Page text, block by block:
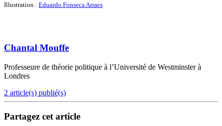
Illustration : Eduardo Fonseca Arraes
Chantal Mouffe
Professeure de théorie politique à l’Université de Westminster à
Londres
2 article(s) publié(s)
Partagez cet article